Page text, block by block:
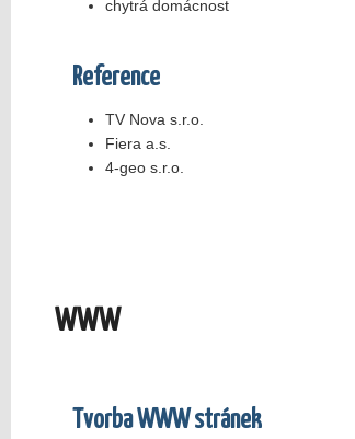
chytrá domácnost
Reference
TV Nova s.r.o.
Fiera a.s.
4-geo s.r.o.
WWW
Tvorba WWW stránek